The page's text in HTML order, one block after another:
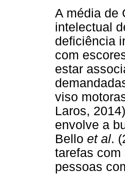
A média de
intelectual
deficiência
com
estar
viso
Laros,
envolve a
Bello et al.
tarefas com
pessoas